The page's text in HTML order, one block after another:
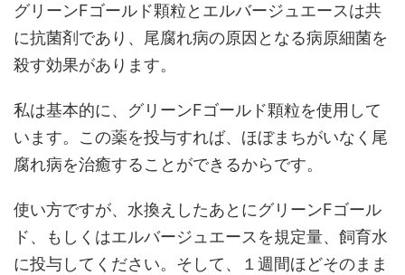
グリーンFゴールド顆粒とエルバージュエースは共
に抗菌剤であり、尾腐れ病の原因となる病原細菌を
殺す効果があります。
私は基本的に、グリーンFゴールド顆粒を使用して
います。この薬を投与すれば、ほぼまちがいなく尾
腐れ病を治癒することができるからです。
使い方ですが、水換えしたあとにグリーンFゴール
ド、もしくはエルバージュエースを規定量、飼育水
に投与してください。そして、１週間ほどそのまま